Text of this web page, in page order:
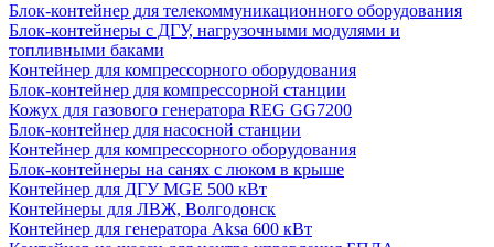
Блок-контейнер для телекоммуникационного оборудования
Блок-контейнеры с ДГУ, нагрузочными модулями и
топливными баками
Контейнер для компрессорного оборудования
Блок-контейнер для компрессорной станции
Кожух для газового генератора REG GG7200
Блок-контейнер для насосной станции
Контейнер для компрессорного оборудования
Блок-контейнеры на санях с люком в крыше
Контейнер для ДГУ MGE 500 кВт
Контейнеры для ЛВЖ, Волгодонск
Контейнер для генератора Aksa 600 кВт